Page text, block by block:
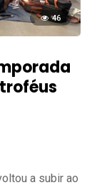
46
a subir ao